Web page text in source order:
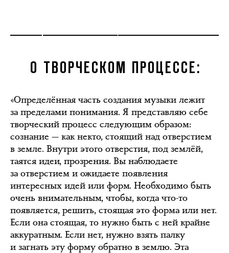
О ТВОРЧЕСКОМ ПРОЦЕССЕ:
«Определённая часть создания музыки лежит
за пределами понимания. Я представляю себе
творческий процесс следующим образом:
сознание — как некто, стоящий над отверстием
в земле. Внутри этого отверстия, под землёй,
таятся идеи, прозрения. Вы наблюдаете
за отверстием и ожидаете появления
интересных идей или форм. Необходимо быть
очень внимательным, чтобы, когда что-то
появляется, решить, стоящая это форма или нет.
Если она стоящая, то нужно быть с ней крайне
аккуратным. Если нет, нужно взять палку
и загнать эту форму обратно в землю. Эта